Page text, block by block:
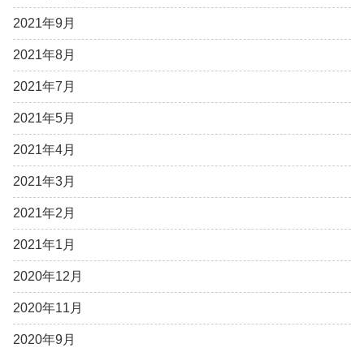
2021年9月
2021年8月
2021年7月
2021年5月
2021年4月
2021年3月
2021年2月
2021年1月
2020年12月
2020年11月
2020年9月